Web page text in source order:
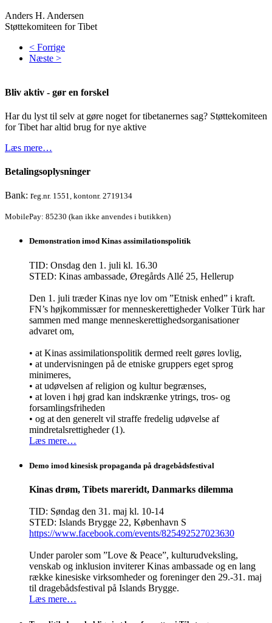
Anders H. Andersen
Støttekomiteen for Tibet
< Forrige
Næste >
Bliv aktiv - gør en forskel
Har du lyst til selv at gøre noget for tibetanernes sag? Støttekomiteen
for Tibet har altid brug for nye aktive
Læs mere…
Betalingsoplysninger
Bank: reg.nr. 1551, kontonr. 2719134
MobilePay: 85230 (kan ikke anvendes i butikken)
Demonstration imod Kinas assimilationspolitik
TID: Onsdag den 1. juli kl. 16.30
STED: Kinas ambassade, Øregårds Allé 25, Hellerup
Den 1. juli træder Kinas nye lov om ”Etnisk enhed” i kraft.
FN’s højkommissær for menneskerettigheder Volker Türk har
sammen med mange menneskerettighedsorganisationer
advaret om,
• at Kinas assimilationspolitik dermed reelt gøres lovlig,
• at undervisningen på de etniske gruppers eget sprog
minimeres,
• at udøvelsen af religion og kultur begrænses,
• at loven i høj grad kan indskrænke ytrings, tros- og
forsamlingsfriheden
• og at den generelt vil straffe fredelig udøvelse af
mindretalsrettigheder (1).
Læs mere…
Demo imod kinesisk propaganda på dragebådsfestival
Kinas drøm, Tibets mareridt, Danmarks dilemma
TID: Søndag den 31. maj kl. 10-14
STED: Islands Brygge 22, København S
https://www.facebook.com/events/825492527023630
Under paroler som ”Love & Peace”, kulturudveksling,
venskab og inklusion inviterer Kinas ambassade og en lang
række kinesiske virksomheder og foreninger den 29.-31. maj
til dragebådsfestival på Islands Brygge.
Læs mere…